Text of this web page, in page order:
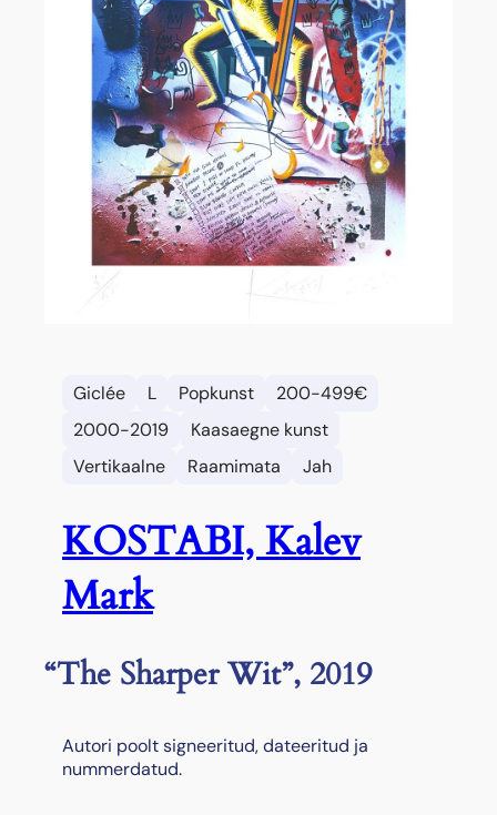
Giclée L Popkunst
200-499€
2000-2019
Kaasaegne kunst
Vertikaalne
Raamimata Jah
KOSTABI, Kalev
Mark
“The Sharper Wit”, 2019
Autori poolt signeeritud, dateeritud ja
nummerdatud.